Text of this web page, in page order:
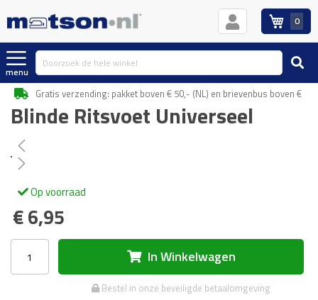
0
menu
Gratis verzending: pakket boven € 50,- (NL) en brievenbus boven €
Blinde Ritsvoet Universeel
Ga
naar
het
einde
van
de
afbeeldingen-
gallerij
naar
het
begin
van
afbeeldingen-
Op voorraad
€ 6,95
In Winkelwagen
Bestel in onze beveiligde betaalomgeving